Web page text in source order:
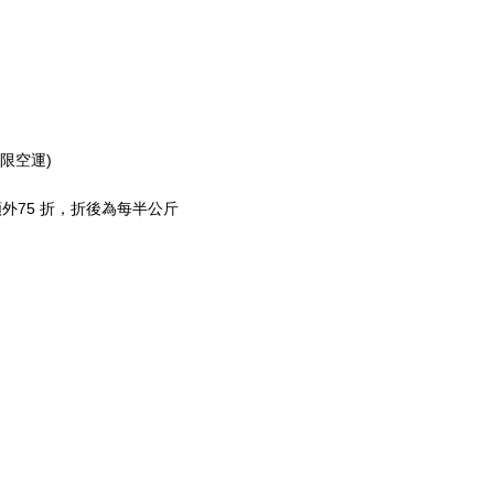
空運)
75 折，折後為每半公斤